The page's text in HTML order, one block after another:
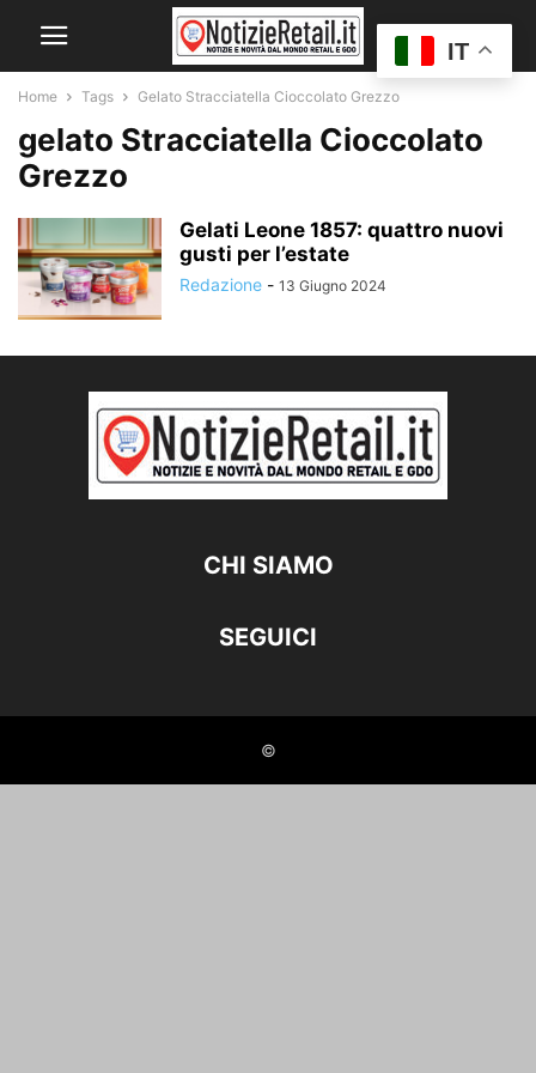
Home Tags Gelato Stracciatella Cioccolato Grezzo
gelato Stracciatella Cioccolato
Grezzo
Gelati Leone 1857: quattro nuovi
gusti per l’estate
Redazione - 13 Giugno 2024
CHI SIAMO
SEGUICI
©
IT